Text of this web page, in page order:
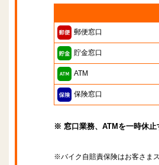
郵便窓口
貯金窓口
ATM
保険窓口
※ 窓口業務、ATMを一時休止
※バイク自賠責保険はお客さま